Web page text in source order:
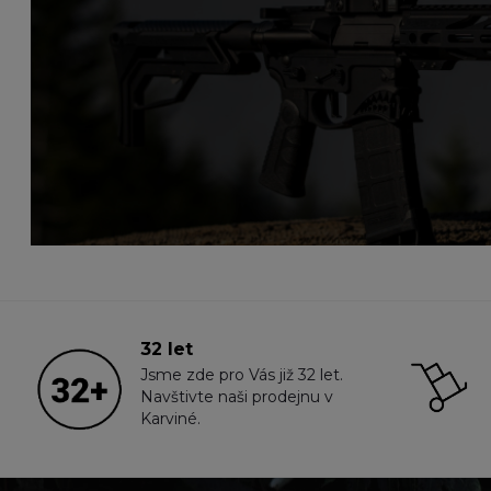
32 let
Jsme zde pro Vás již 32 let.
Navštivte naši prodejnu v
Karviné.